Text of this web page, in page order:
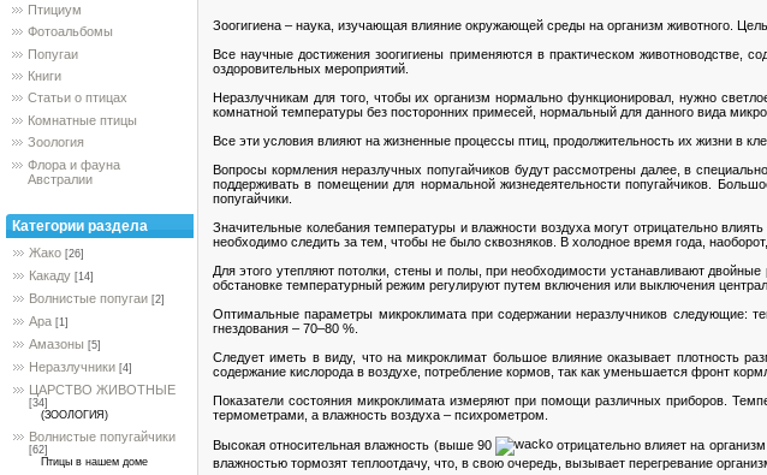
Птициум
Фотоальбомы
Попугаи
Книги
Статьи о птицах
Комнатные птицы
Зоология
Флора и фауна
Австралии
Категории раздела
Жако [26]
Какаду [14]
Волнистые попугаи [2]
Ара [1]
Амазоны [5]
Неразлучники [4]
ЦАРСТВО ЖИВОТНЫЕ
[34]
(ЗООЛОГИЯ)
Волнистые попугайчики
[62]
Птицы в нашем доме
Зоогигиена – наука, изучающая влияние окружающей среды на организм животного.
Все научные достижения зоогигиены применяются в практическом животноводстве,
оздоровительных мероприятий.
Неразлучникам для того, чтобы их организм нормально функционировал, нужно
комнатной температуры без посторонних примесей, нормальный для данного вида
Все эти условия влияют на жизненные процессы птиц, продолжительность их жизни в
Вопросы кормления неразлучных попугайчиков будут рассмотрены далее, в
поддерживать в помещении для нормальной жизнедеятельности попугайчиков.
попугайчики.
Значительные колебания температуры и влажности воздуха могут отрицательно
необходимо следить за тем, чтобы не было сквозняков. В холодное время года,
Для этого утепляют потолки, стены и полы, при необходимости устанавливают
обстановке температурный режим регулируют путем включения или выключения
Оптимальные параметры микроклимата при содержании неразлучников следующие:
гнездования – 70–80 %.
Следует иметь в виду, что на микроклимат большое влияние оказывает плотность
содержание кислорода в воздухе, потребление кормов, так как уменьшается фронт
Показатели состояния микроклимата измеряют при помощи различных приборов.
термометрами, а влажность воздуха – психрометром.
Высокая относительная влажность (выше 90
отрицательно влияет на
влажностью тормозят теплоотдачу, что, в свою очередь, вызывает перегревание